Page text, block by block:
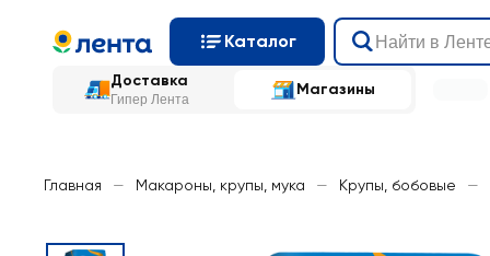
Каталог
Доставка
Гипер Лента
Магазины
Главная — Макароны, крупы, мука — Крупы, бобовые —